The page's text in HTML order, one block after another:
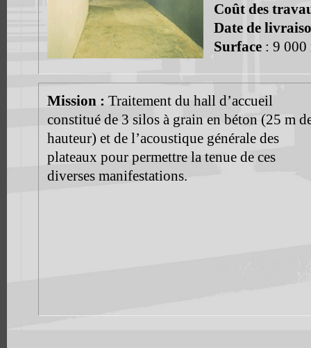
Coût des
Date de
Surface: 9 000
Mission : Traitement du hall d’accueil
constitué de 3 silos à grain en béton (25 m
hauteur) et de l’acoustique générale des
plateaux pour permettre la tenue de ces
diverses manifestations.